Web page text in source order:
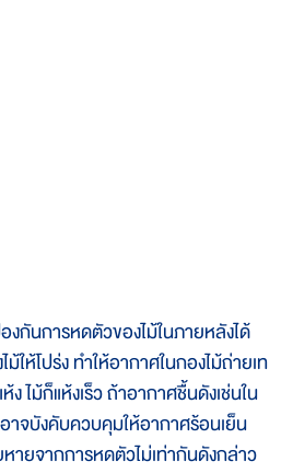
นการหดตัวของไม้ในภายหลังได้
ห้โปร่ง ทำให้อากาศในกองไม้ถ่ายเท
ไม้ก็แห้งเร็ว ถ้าอากาศชื้นดังเช่นใน
าจบังคับควบคุมให้อากาศร้อนเย็น
หายจากการหดตัวไม่เท่ากันดังกล่าว